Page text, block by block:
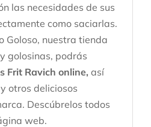
las necesidades de sus
como saciarlas.
Goloso, nuestra tienda
golosinas, podrás
Frit Ravich online, así
otros deliciosos
Descúbrelos todos
web.